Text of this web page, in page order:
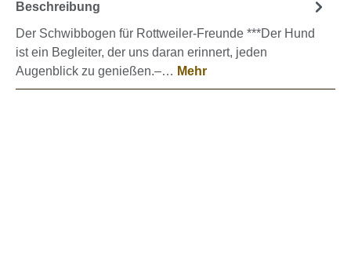
Beschreibung
Der Schwibbogen für Rottweiler-Freunde ***Der Hund
ist ein Begleiter, der uns daran erinnert, jeden
Augenblick zu genießen.–… Mehr